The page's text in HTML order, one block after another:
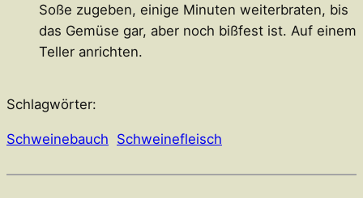
Soße zugeben, einige Minuten weiterbraten, bis
das Gemüse gar, aber noch bißfest ist. Auf einem
Teller anrichten.
Schlagwörter:
Schweinebauch Schweinefleisch